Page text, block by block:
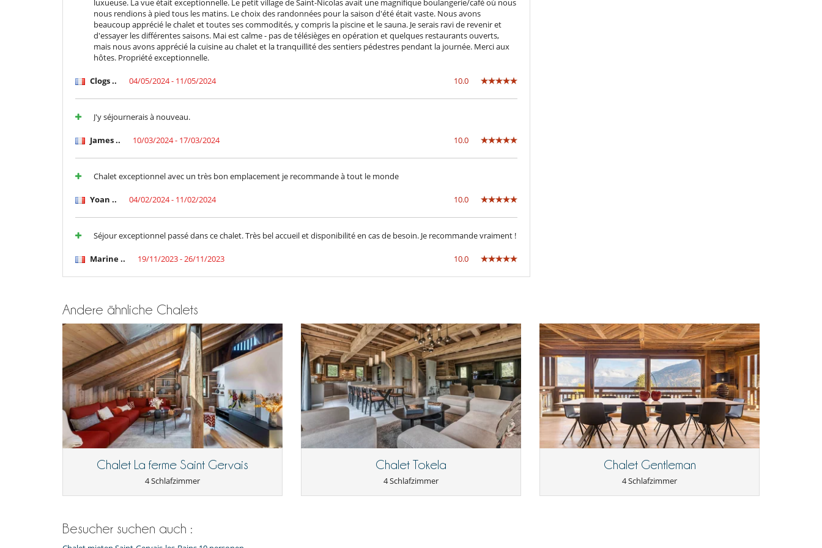
Toaster
voll ausgestattete Küche
Wäschetrockner
Waschmaschine
Wasserkocher
Unterhaltung, Wohlbefinden & Sport
Beheizten Innenpool
Schwimmbecken-Sicherheitssystem
luxueuse. La vue était exceptionnelle. Le petit village de Saint-Nicolas avait une magnifique boulangerie/café où nous
nous rendions à pied tous les matins. Le choix des randonnées pour la saison d'été était vaste. Nous avons
beaucoup apprécié le chalet et toutes ses commodités, y compris la piscine et le sauna. Je serais ravi de revenir et
d'essayer les différentes saisons. Mai est calme - pas de télésièges en opération et quelques restaurants ouverts,
mais nous avons apprécié la cuisine au chalet et la tranquillité des sentiers pédestres pendant la journée. Merci aux
hôtes. Propriété exceptionnelle.
Clogs .. 04/05/2024 - 11/05/2024 10.0
J'y séjournerais à nouveau.
James .. 10/03/2024 - 17/03/2024 10.0
Chalet exceptionnel avec un très bon emplacement je recommande à tout le monde
Yoan .. 04/02/2024 - 11/02/2024 10.0
Séjour exceptionnel passé dans ce chalet. Très bel accueil et disponibilité en cas de besoin. Je recommande vraiment !
Marine .. 19/11/2023 - 26/11/2023 10.0
Andere ähnliche Chalets
Chalet La ferme Saint Gervais
4 Schlafzimmer
Chalet Tokela
4 Schlafzimmer
Chalet Gentleman
4 Schlafzimmer
Besucher suchen auch :